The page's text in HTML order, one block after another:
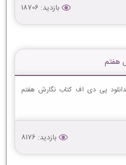
بازدید: 18706
هفتم
پی دی اف کتاب نگارش هفتم
بازدید: 8176